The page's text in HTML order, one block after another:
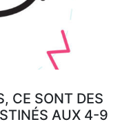
CE SONT DES
AUX 4-9